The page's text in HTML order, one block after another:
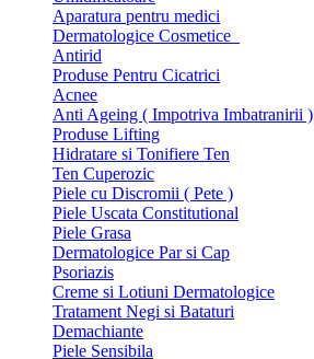
Aparatura pentru medici
Dermatologice Cosmetice
Antirid
Produse Pentru Cicatrici
Acnee
Anti Ageing ( Impotriva Imbatranirii )
Produse Lifting
Hidratare si Tonifiere Ten
Ten Cuperozic
Piele cu Discromii ( Pete )
Piele Uscata Constitutional
Piele Grasa
Dermatologice Par si Cap
Psoriazis
Creme si Lotiuni Dermatologice
Tratament Negi si Bataturi
Demachiante
Piele Sensibila